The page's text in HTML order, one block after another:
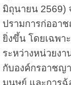
มิถุนายน 2569)
ปรามการก่ออา
ยิ่งขึ้น โดยเฉพา
ระหว่างหน่วยง
กับองค์กรอาชญ
มนุษย์ และการฉ้